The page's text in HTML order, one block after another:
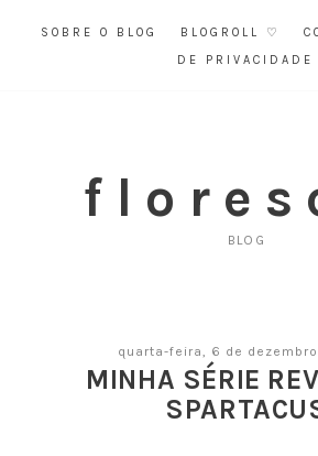
SOBRE O BLOG BLOGROLL ♡
DE PRIVACIDADE
f l o r e s
BLOG
quarta-feira, 6 de dezembro
MINHA SÉRIE